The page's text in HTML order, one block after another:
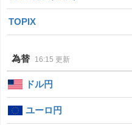
TOPIX
為替 16:15 更新
ドル円
ユーロ円